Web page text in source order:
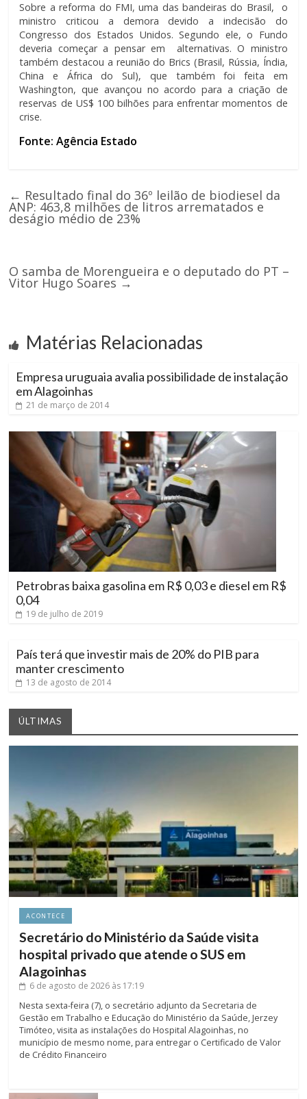
Sobre a reforma do FMI, uma das bandeiras do Brasil, o
ministro criticou a demora devido a indecisão do
Congresso dos Estados Unidos. Segundo ele, o Fundo
deveria começar a pensar em alternativas. O ministro
também destacou a reunião do Brics (Brasil, Rússia, Índia,
China e África do Sul), que também foi feita em
Washington, que avançou no acordo para a criação de
reservas de US$ 100 bilhões para enfrentar momentos de
crise.
Fonte: Agência Estado
← Resultado final do 36º leilão de biodiesel da
ANP: 463,8 milhões de litros arrematados e
deságio médio de 23%
O samba de Morengueira e o deputado do PT –
Vitor Hugo Soares →
Matérias Relacionadas
Empresa uruguaia avalia possibilidade de instalação
em Alagoinhas
21 de março de 2014
Petrobras baixa gasolina em R$ 0,03 e diesel em R$
0,04
19 de julho de 2019
País terá que investir mais de 20% do PIB para
manter crescimento
13 de agosto de 2014
ÚLTIMAS
ACONTECE
Secretário do Ministério da Saúde visita
hospital privado que atende o SUS em
Alagoinhas
6 de agosto de 2026 às 17:19
Nesta sexta-feira (7), o secretário adjunto da Secretaria de
Gestão em Trabalho e Educação do Ministério da Saúde, Jerzey
Timóteo, visita as instalações do Hospital Alagoinhas, no
município de mesmo nome, para entregar o Certificado de Valor
de Crédito Financeiro